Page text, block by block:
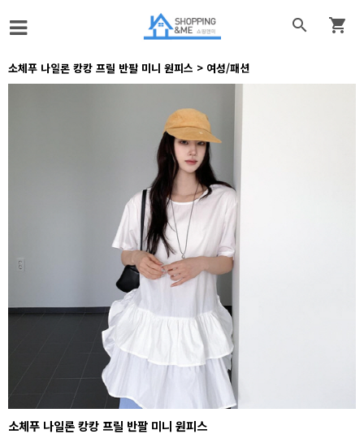
 
소체푸 나일론 캉캉 프릴 반팔 미니 원피스 > 여성/패션
소체푸 나일론 캉캉 프릴 반팔 미니 원피스